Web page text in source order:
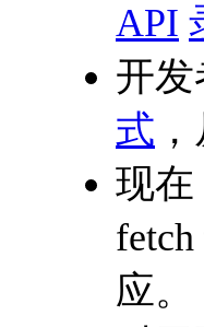
API
开发
式
现在
应。